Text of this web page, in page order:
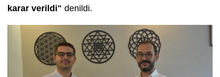
karar verildi" denildi.